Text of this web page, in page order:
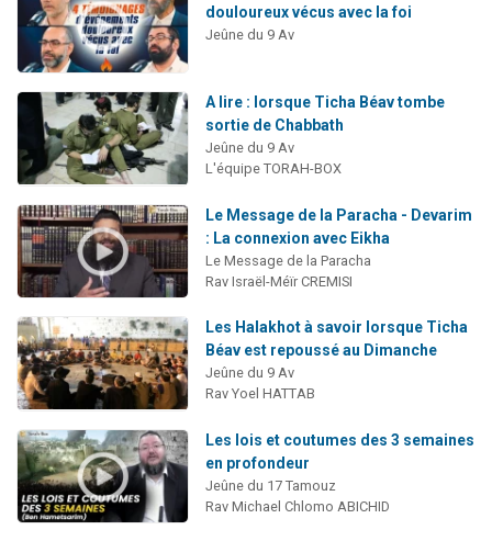
douloureux vécus avec la foi
Jeûne du 9 Av
A lire : lorsque Ticha Béav tombe
sortie de Chabbath
Jeûne du 9 Av
L'équipe TORAH-BOX
Le Message de la Paracha - Devarim
: La connexion avec Eikha
Le Message de la Paracha
Rav Israël-Méïr CREMISI
Les Halakhot à savoir lorsque Ticha
Béav est repoussé au Dimanche
Jeûne du 9 Av
Rav Yoel HATTAB
Les lois et coutumes des 3 semaines
en profondeur
Jeûne du 17 Tamouz
Rav Michael Chlomo ABICHID